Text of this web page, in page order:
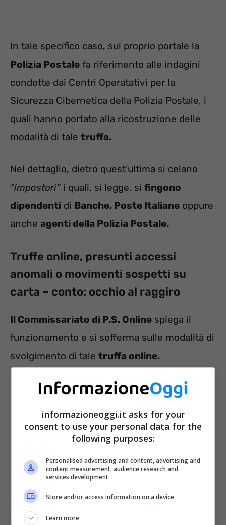
In tale specifico caso, sul proprio portale la
Polizia Postale fa riferimento alle indagini
condotte dai Centri Operatativi per la
Sicurezza Cibernetica della Polizia Postale, i
quali hanno portato alla ricostruzione delle
modalità di tale truffa.
Nel dettaglio, dietro quest’ultima si celano
“impostori” i quali, si legge, si fingono
dipendenti di Banche, Poste Italiane oppure
anche agenti della Polizia Postale.
Truffe online, presunti accessi
anomali o movimenti sospetti su
carta – conto: occhio al raggiro
Il Commissariato di P.S. Online spiega il
funzionamento e si sofferma sulle modalità di
svolgimento di tale truffa online.
Si legge che la potenziale vittima viene
informazioneoggi.it asks for your
consent to use your personal data for the
following purposes:
Personalised advertising and content, advertising and
content measurement, audience research and
services development
Store and/or access information on a device
Learn more